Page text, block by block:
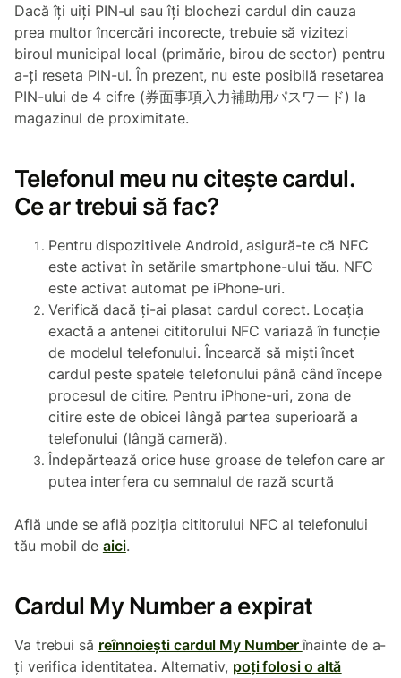
Dacă îți uiți PIN-ul sau îți blochezi cardul din cauza
prea multor încercări incorecte, trebuie să vizitezi
biroul municipal local (primărie, birou de sector) pentru
a-ți reseta PIN-ul. În prezent, nu este posibilă resetarea
PIN-ului de 4 cifre (券面事項入力補助用パスワード) la
magazinul de proximitate.
Telefonul meu nu citește cardul.
Ce ar trebui să fac?
Pentru dispozitivele Android, asigură-te că NFC
este activat în setările smartphone-ului tău. NFC
este activat automat pe iPhone-uri.
Verifică dacă ți-ai plasat cardul corect. Locația
exactă a antenei cititorului NFC variază în funcție
de modelul telefonului. Încearcă să miști încet
cardul peste spatele telefonului până când începe
procesul de citire. Pentru iPhone-uri, zona de
citire este de obicei lângă partea superioară a
telefonului (lângă cameră).
Îndepărtează orice huse groase de telefon care ar
putea interfera cu semnalul de rază scurtă
Află unde se află poziția cititorului NFC al telefonului
tău mobil de aici.
Cardul My Number a expirat
Va trebui să reînnoiești cardul My Numberînainte de a-
ți verifica identitatea. Alternativ, poți folosi o altă